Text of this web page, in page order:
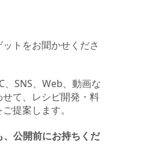
トをお聞かせくださ
、SNS、Web、動画な
て、レシピ開発・料
提案します。
公開前にお持ちくだ